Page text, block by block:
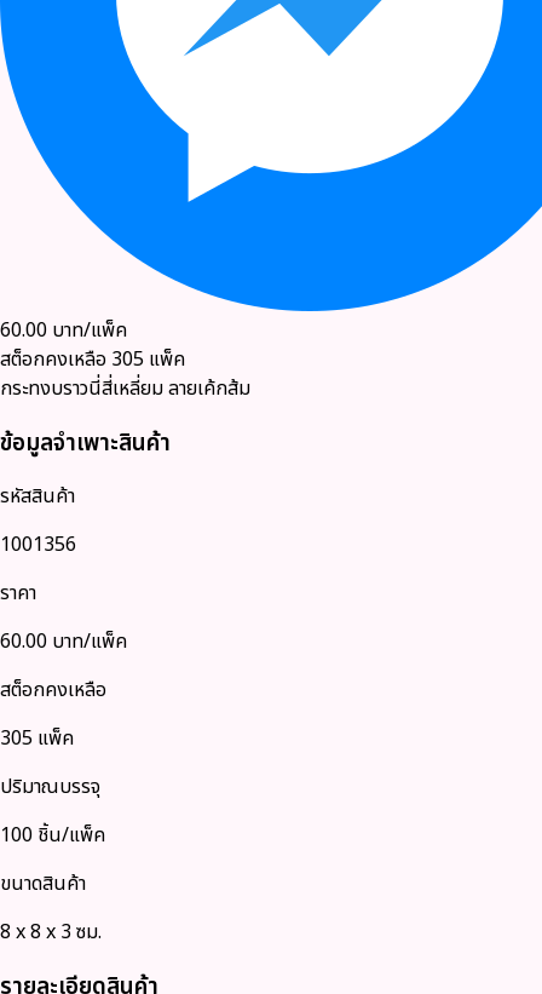
60.00 บาท/แพ็ค
สต็อกคงเหลือ 305 แพ็ค
กระทงบราวนี่สี่เหลี่ยม ลายเค้กส้ม
ข้อมูลจำเพาะสินค้า
รหัสสินค้า
1001356
ราคา
60.00 บาท/แพ็ค
สต็อกคงเหลือ
305 แพ็ค
ปริมาณบรรจุ
100 ชิ้น/แพ็ค
ขนาดสินค้า
8 x 8 x 3 ซม.
รายละเอียดสินค้า